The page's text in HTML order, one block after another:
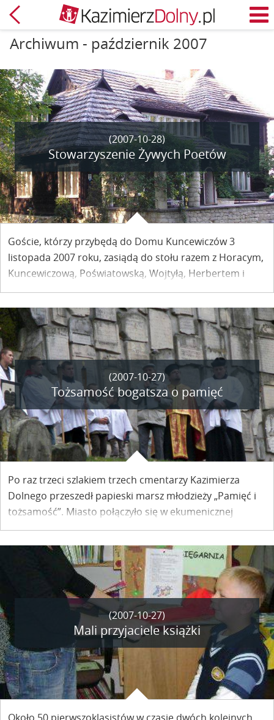
Powrót
Archiwum - październik 2007
(2007-10-28)
Stowarzyszenie Żywych Poetów
Goście, którzy przybędą do Domu Kuncewiczów 3
listopada 2007 roku, zasiądą do stołu razem z Horacym,
Kuncewiczową, Poświatowską, Wojtyłą, Herbertem i
Miłoszem. O godzinie 17.00 ogród i taras Kuncewiczówki
rozbłysną światłem, które poprowadzi na spotkanie z
pisarzami.
(2007-10-27)
Tożsamość bogatsza o pamięć
Po raz trzeci szlakiem trzech cmentarzy Kazimierza
Dolnego przeszedł papieski marsz młodzieży „Pamięć i
tożsamość”. Miasto połączyło się w ekumenicznej
modlitwie trzech wyznań: rzymskokatolickiego,
greckokatolickiego i żydowskiego. W ten sposób
uczczono pamięć tych, którzy spoczywają w
kazimierskiej ziemi.
(2007-10-27)
Mali przyjaciele książki